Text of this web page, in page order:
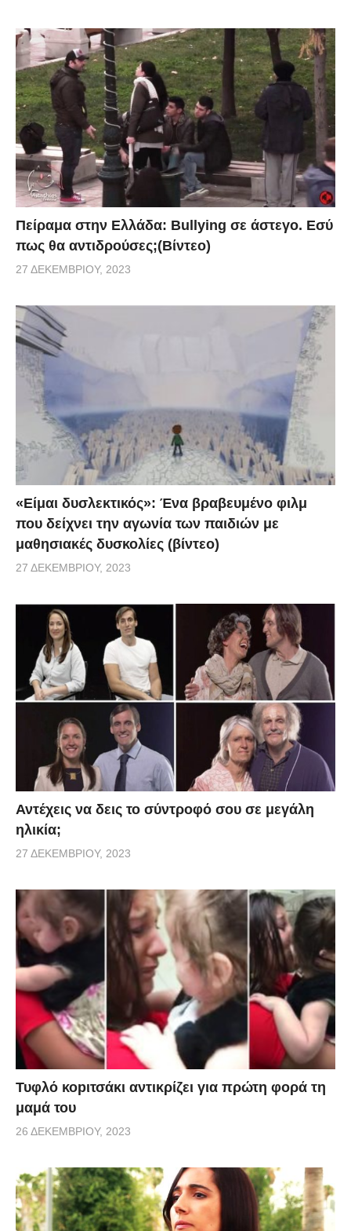
Πείραμα στην Ελλάδα: Bullying σε άστεγο. Εσύ
πως θα αντιδρούσες;(Βίντεο)
27 ΔΕΚΕΜΒΡΊΟΥ, 2023
«Είμαι δυσλεκτικός»: Ένα βραβευμένο φιλμ
που δείχνει την αγωνία των παιδιών με
μαθησιακές δυσκολίες (βίντεο)
27 ΔΕΚΕΜΒΡΊΟΥ, 2023
Αντέχεις να δεις το σύντροφό σου σε μεγάλη
ηλικία;
27 ΔΕΚΕΜΒΡΊΟΥ, 2023
Τυφλό κοpιτσάκι αντικρίζει για πρώτη φορά τη
μαμά του
26 ΔΕΚΕΜΒΡΊΟΥ, 2023